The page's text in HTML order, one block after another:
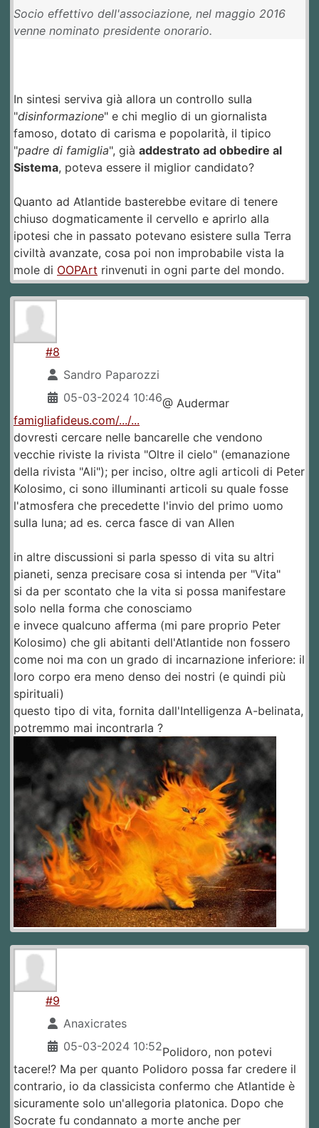
Socio effettivo dell'associazione, nel maggio 2016
venne nominato presidente onorario.
In sintesi serviva già allora un controllo sulla
"disinformazione" e chi meglio di un giornalista
famoso, dotato di carisma e popolarità, il tipico
"padre di famiglia", già addestrato ad obbedire al
Sistema, poteva essere il miglior candidato?
Quanto ad Atlantide basterebbe evitare di tenere
chiuso dogmaticamente il cervello e aprirlo alla
ipotesi che in passato potevano esistere sulla Terra
civiltà avanzate, cosa poi non improbabile vista la
mole di OOPArt rinvenuti in ogni parte del mondo.
#8
Sandro Paparozzi
05-03-2024 10:46@ Audermar
famigliafideus.com/.../...
dovresti cercare nelle bancarelle che vendono
vecchie riviste la rivista "Oltre il cielo" (emanazione
della rivista "Ali"); per inciso, oltre agli articoli di Peter
Kolosimo, ci sono illuminanti articoli su quale fosse
l'atmosfera che precedette l'invio del primo uomo
sulla luna; ad es. cerca fasce di van Allen
in altre discussioni si parla spesso di vita su altri
pianeti, senza precisare cosa si intenda per "Vita"
si da per scontato che la vita si possa manifestare
solo nella forma che conosciamo
e invece qualcuno afferma (mi pare proprio Peter
Kolosimo) che gli abitanti dell'Atlantide non fossero
come noi ma con un grado di incarnazione inferiore: il
loro corpo era meno denso dei nostri (e quindi più
spirituali)
questo tipo di vita, fornita dall'Intelligenza A-belinata,
potremmo mai incontrarla ?
#9
Anaxicrates
05-03-2024 10:52Polidoro, non potevi
tacere!? Ma per quanto Polidoro possa far credere il
contrario, io da classicista confermo che Atlantide è
sicuramente solo un'allegoria platonica. Dopo che
Socrate fu condannato a morte anche per